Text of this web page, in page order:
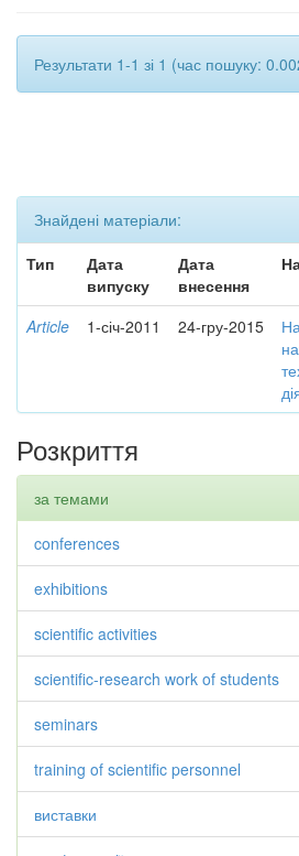
Результати 1-1 зі 1 (час пошуку:
Знайдені матеріали:
Тип
Дата
випуску
Дата
внесення
Article 1-січ-2011 24-гру-2015
Розкриття
за темами
conferences
exhibitions
scientific activities
scientific-research work of students
seminars
training of scientific personnel
виставки